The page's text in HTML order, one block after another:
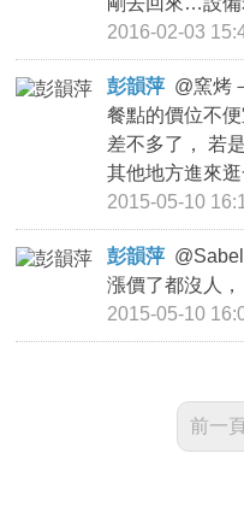
2016-02-03
彭韻萍 @窯烤
餐點的價位不
差不多了， 若
其他地方進來逛
2015-05-10
彭韻萍 @
漲價了都沒人，
2015-05-10
前一頁